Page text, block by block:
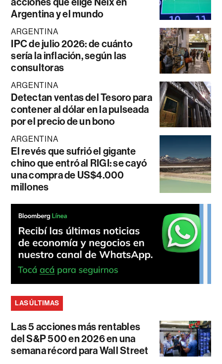
Argentina y el mundo
ARGENTINA
IPC de julio 2026: de cuánto
sería la inflación, según las
consultoras
ARGENTINA
Detectan ventas del Tesoro para
contener al dólar en la pulseada
por el precio de un bono
ARGENTINA
El revés que sufrió el gigante
chino que entró al RIGI: se cayó
una compra de US$4.000
millones
LAS ÚLTIMAS
Las 5 acciones más rentables
del S&P 500 en 2026 en una
semana récord para Wall Street